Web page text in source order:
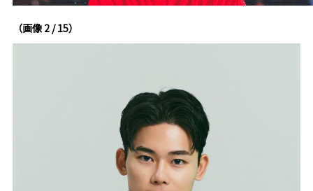
（画像 2 / 15）